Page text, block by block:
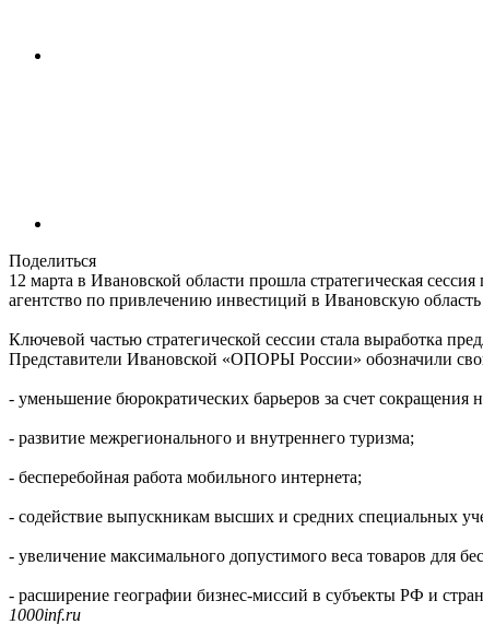
Поделиться
12 марта в Ивановской области прошла стратегическая
агентство по привлечению инвестиций в Ивановскую
Ключевой частью стратегической сессии стала выработка
Представители Ивановской «ОПОРЫ России» обозначили
- уменьшение бюрократических барьеров за счет сокращения
- развитие межрегионального и внутреннего туризма;
- бесперебойная работа мобильного интернета;
- содействие выпускникам высших и средних специальных
- увеличение максимального допустимого веса товаров для
- расширение географии бизнес-миссий в субъекты РФ и
1000inf.ru